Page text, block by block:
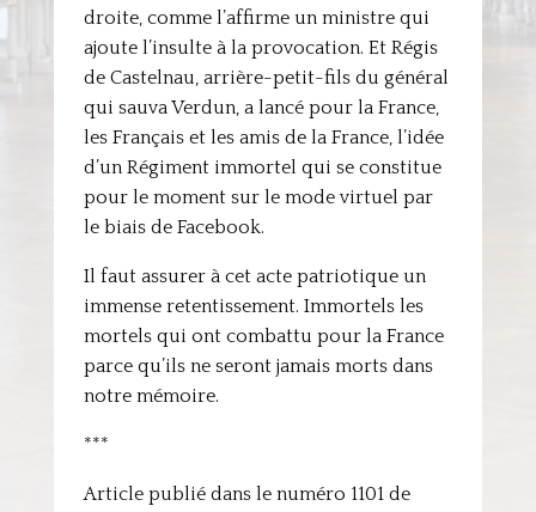
droite, comme l’affirme un ministre qui
ajoute l’insulte à la provocation. Et Régis
de Castelnau, arrière-petit-fils du général
qui sauva Verdun, a lancé pour la France,
les Français et les amis de la France, l’idée
d’un Régiment immortel qui se constitue
pour le moment sur le mode virtuel par
le biais de Facebook.
Il faut assurer à cet acte patriotique un
immense retentissement. Immortels les
mortels qui ont combattu pour la France
parce qu’ils ne seront jamais morts dans
notre mémoire.
***
Article publié dans le numéro 1101 de